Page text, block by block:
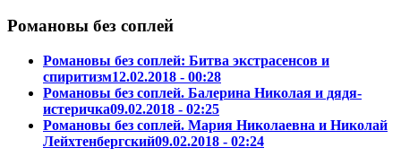
Романовы без соплей
Романовы без соплей: Битва экстрасенсов и
спиритизм12.02.2018 - 00:28
Романовы без соплей. Балерина Николая и дядя-
истеричка09.02.2018 - 02:25
Романовы без соплей. Мария Николаевна и Николай
Лейхтенбергский09.02.2018 - 02:24